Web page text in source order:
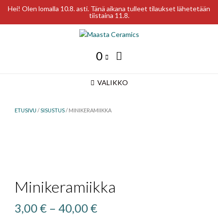
Hei! Olen lomalla 10.8. asti. Tänä aikana tulleet tilaukset lähetetään
tiistaina 11.8.
0
VALIKKO
ETUSIVU /SISUSTUS/ MINIKERAMIIKKA
Minikeramiikka
3,00€ – 40,00€Hintaluokka: